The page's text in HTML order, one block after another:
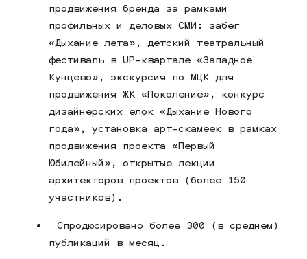
продвижения бренда за рамками
профильных и деловых СМИ: забег
«Дыхание лета», детский театральный
фестиваль в UP-квартале «Западное
Кунцево», экскурсия по МЦК для
продвижения ЖК «Поколение», конкурс
дизайнерских елок «Дыхание Нового
года», установка арт-скамеек в рамках
продвижения проекта «Первый
Юбилейный», открытые лекции
архитекторов проектов (более 150
участников).
Спродюсировано более 300 (в среднем)
публикаций в месяц.